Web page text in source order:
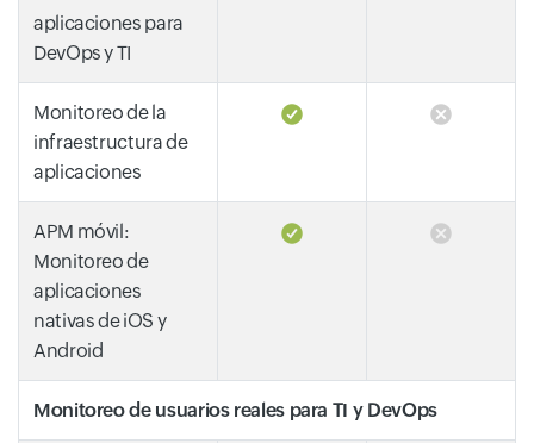
aplicaciones para
DevOps y TI
Monitoreo de la
infraestructura de
aplicaciones
APM móvil:
Monitoreo de
aplicaciones
nativas de iOS y
Android
Monitoreo de usuarios reales para TI y DevOps